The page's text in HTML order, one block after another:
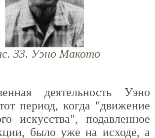
33. Уэно Макото
деятельность Уэно
период, когда "движение
искусства", подавленное
было уже на исходе, а